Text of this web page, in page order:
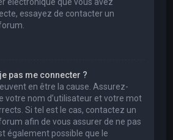
essayez de contacter un
pas me connecter ?
en être la cause. Assurez-
votre nom d’utilisateur et votre mot
Si tel est le cas, contactez un
afin de vous assurer de ne pas
également possible que le